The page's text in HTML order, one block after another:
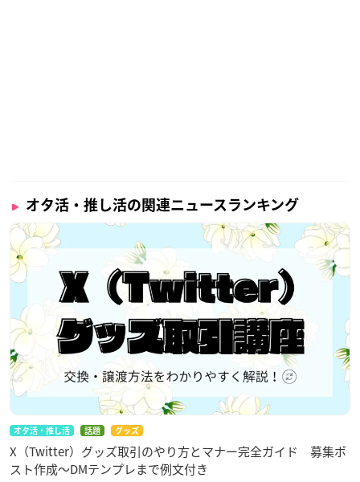
オタ活・推し活の関連ニュースランキング
オタ活・推し活 話題 グッズ
X（Twitter）グッズ取引のやり方とマナー完全ガイド 募集ポ
スト作成〜DMテンプレまで例文付き